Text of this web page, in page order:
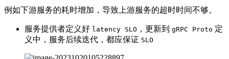
例如下游服务的耗时增加，导致上游服务的超时时间不够。
服务提供者定义好 latency SLO ，更新到 gRPC Proto 定
义中，服务后续迭代，都应保证 SLO